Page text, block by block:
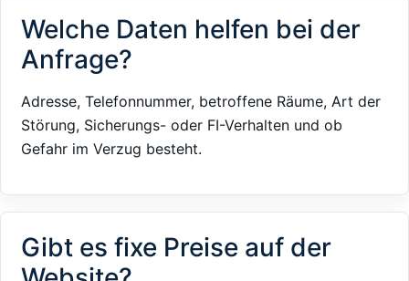
Welche Daten helfen bei der
Anfrage?
Adresse, Telefonnummer, betroffene Räume, Art der
Störung, Sicherungs- oder FI-Verhalten und ob
Gefahr im Verzug besteht.
Gibt es fixe Preise auf der